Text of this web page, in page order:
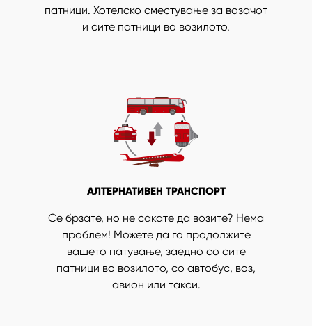
патници. Хотелско сместување за возачот
и сите патници во возилото.
АЛТЕРНАТИВЕН ТРАНСПОРТ
Се брзате, но не сакате да возите? Нема
проблем! Можете да го продолжите
вашето патување, заедно со сите
патници во возилото, со автобус, воз,
авион или такси.